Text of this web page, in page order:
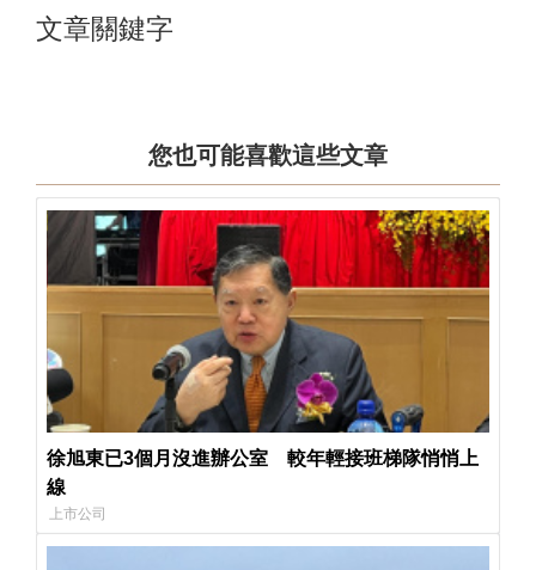
文章關鍵字
您也可能喜歡這些文章
徐旭東已3個月沒進辦公室 較年輕接班梯隊悄悄上
線
上市公司